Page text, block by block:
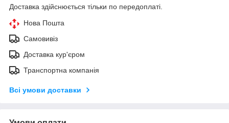
Доставка здійснюється тільки по передоплаті.
Нова Пошта
Самовивіз
Доставка кур'єром
Транспортна компанія
Всі умови доставки